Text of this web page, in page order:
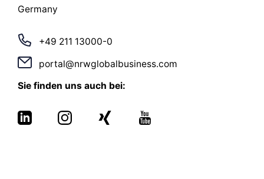
Germany
+49 211 13000-0
portal@nrwglobalbusiness.com
Sie finden uns auch bei: